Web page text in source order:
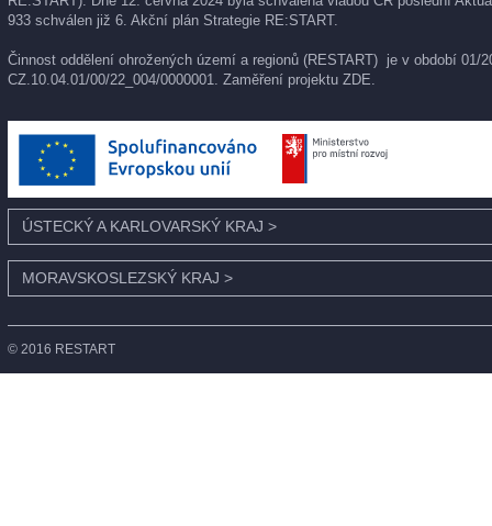
933 schválen již 6. Akční plán Strategie RE:START.
Činnost oddělení ohrožených území a regionů (RESTART) je v období
CZ.10.04.01/00/22_004/0000001. Zaměření projektu ZDE
ÚSTECKÝ A KARLOVARSKÝ KRAJ >
MORAVSKOSLEZSKÝ KRAJ >
© 2016 RESTART